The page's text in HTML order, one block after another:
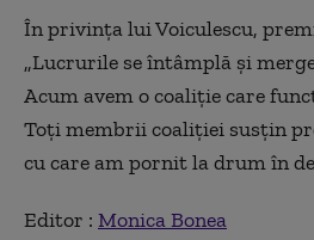
În privința lui Voiculescu,
„Lucrurile se întâmplă şi
Acum avem o coaliţie care
Toţi membrii coaliţiei susţin
cu care am pornit la drum în
Editor : Monica Bonea